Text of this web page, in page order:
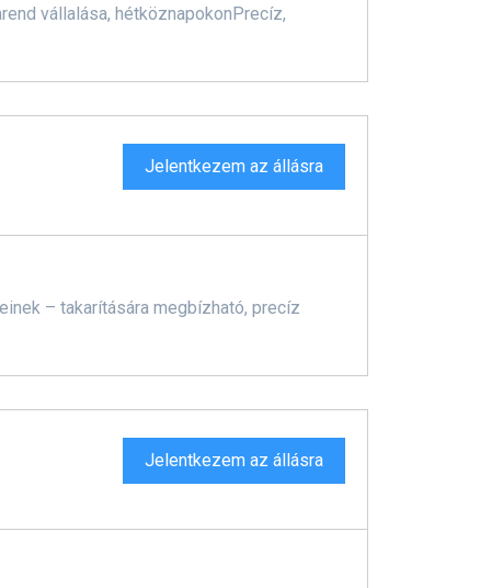
vállalása, hétköznapokonPrecíz,
Jelentkezem az állásra
– takarítására megbízható, precíz
Jelentkezem az állásra